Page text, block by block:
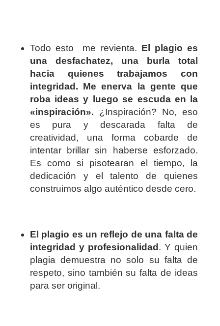
Todo esto me revienta. El plagio es
una desfachatez, una burla total
hacia quienes trabajamos con
integridad. Me enerva la gente que
roba ideas y luego se escuda en la
«inspiración». ¿Inspiración? No, eso
es pura y descarada falta de
creatividad, una forma cobarde de
intentar brillar sin haberse esforzado.
Es como si pisotearan el tiempo, la
dedicación y el talento de quienes
construimos algo auténtico desde cero.
El plagio es un reflejo de una falta de
integridad y profesionalidad . Y quien
plagia demuestra no solo su falta de
respeto, sino también su falta de ideas
para ser original.